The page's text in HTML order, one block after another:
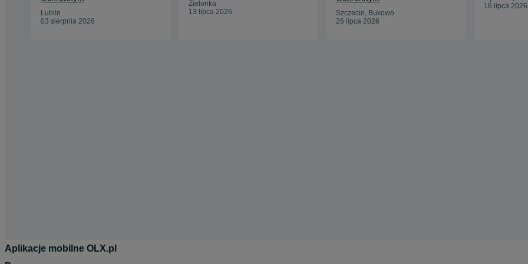
Lublin
03 sierpnia 2026
Zielonka
13 lipca 2026
Szczecin, Bukowo
26 lipca 2026
16 lipca 2026
Aplikacje mobilne OLX.pl